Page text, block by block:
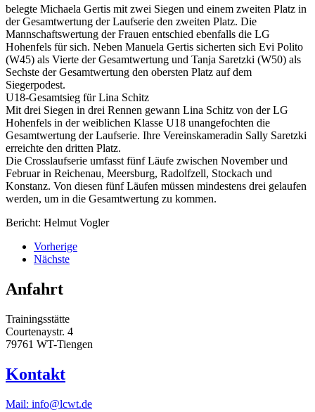
belegte Michaela Gertis mit zwei Siegen und einem zweiten Platz in
der Gesamtwertung der Laufserie den zweiten Platz. Die
Mannschaftswertung der Frauen entschied ebenfalls die LG
Hohenfels für sich. Neben Manuela Gertis sicherten sich Evi Polito
(W45) als Vierte der Gesamtwertung und Tanja Saretzki (W50) als
Sechste der Gesamtwertung den obersten Platz auf dem
Siegerpodest.
U18-Gesamtsieg für Lina Schitz
Mit drei Siegen in drei Rennen gewann Lina Schitz von der LG
Hohenfels in der weiblichen Klasse U18 unangefochten die
Gesamtwertung der Laufserie. Ihre Vereinskameradin Sally Saretzki
erreichte den dritten Platz.
Die Crosslaufserie umfasst fünf Läufe zwischen November und
Februar in Reichenau, Meersburg, Radolfzell, Stockach und
Konstanz. Von diesen fünf Läufen müssen mindestens drei gelaufen
werden, um in die Gesamtwertung zu kommen.
Bericht: Helmut Vogler
Vorherige
Nächste
Anfahrt
Trainingsstätte
Courtenaystr. 4
79761 WT-Tiengen
Kontakt
Mail: info@lcwt.de